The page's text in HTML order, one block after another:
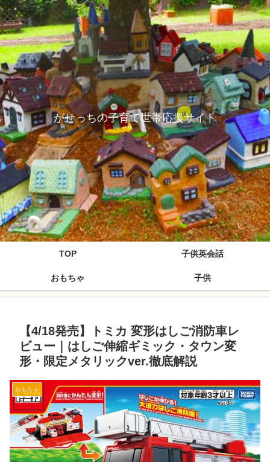
がせっちの子育て世帯応援サイト
TOP 子供英会話
おもちゃ 子供
【4/18発売】トミカ 変形はしご消防車レ
ビュー｜はしご伸縮ギミック・タウン変
形・限定メタリックver.徹底解説
おもちゃ